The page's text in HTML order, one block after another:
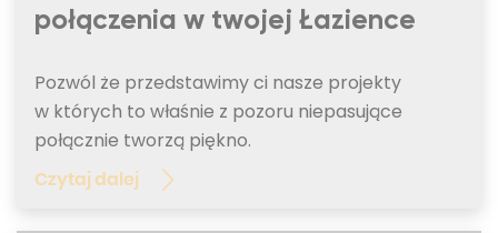
połączenia w twojej Łazience
Pozwól że przedstawimy ci nasze projekty
w których to właśnie z pozoru niepasujące
połącznie tworzą piękno.
Czytaj dalej